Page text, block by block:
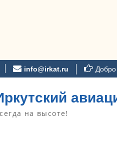
info@irkat.ru
на высоте!